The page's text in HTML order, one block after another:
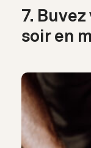
7.
soir en